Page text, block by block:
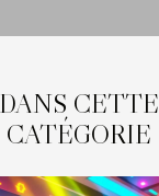
DANS CETTE
CATÉGORIE